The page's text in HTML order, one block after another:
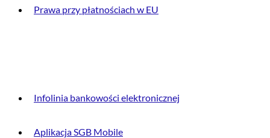
Prawa przy płatnościach w EU
Infolinia bankowości elektronicznej
Aplikacja SGB Mobile